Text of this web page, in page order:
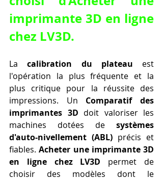
imprimante 3D en ligne
chez LV3D.
La calibration du plateau est
l'opération la plus fréquente et la
plus critique pour la réussite des
impressions. Un Comparatif des
imprimantes 3D doit valoriser les
machines dotées de systèmes
d'auto-nivellement (ABL) précis et
fiables. Acheter une imprimante 3D
en ligne chez LV3D permet de